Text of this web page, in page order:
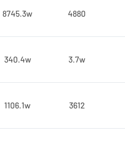
8745.3w 4880
340.4w 3.7w
1106.1w 3612